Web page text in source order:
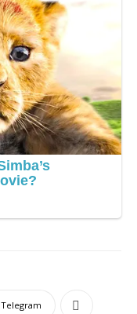
Telegram